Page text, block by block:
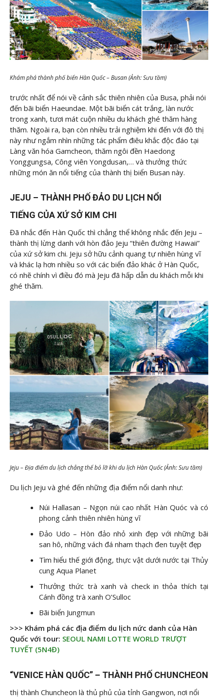
Khám phá thành phố biển Hàn Quốc – Busan (Ảnh: Sưu tầm)
trước nhất để nói về cảnh sắc thiên nhiên của Busa, phải nói
đến bãi biển Haeundae. Một bãi biển cát trắng, làn nước
trong xanh, tươi mát cuộn nhiều du khách ghé thăm hàng
thăm. Ngoài ra, bạn còn nhiều trải nghiệm khi đến với đô thị
này như ngắm nhìn những tác phẩm điêu khắc độc đáo tại
Làng văn hóa Gamcheon, thăm ngôi đền Haedong
Yonggungsa, Công viên Yongdusan,… và thưởng thức
những món ăn nổi tiếng của thành thị biển Busan này.
JEJU – THÀNH PHỐ ĐẢO DU LỊCH NỔI
TIẾNG CỦA XỨ SỞ KIM CHI
Đã nhắc đến Hàn Quốc thì chẳng thể không nhắc đến Jeju –
thành thị lừng danh với hòn đảo Jeju “thiên đường Hawaii”
của xứ sở kim chi. Jeju sở hữu cảnh quang tự nhiên hùng vĩ
và khác lạ hơn nhiều so với các biển đảo khác ở Hàn Quốc,
có nhẽ chính vì điều đó mà Jeju đã hấp dẫn du khách mỗi khi
ghé thăm.
Jeju – Địa điểm du lịch chẳng thể bỏ lỡ khi du lịch Hàn Quốc (Ảnh: Sưu tầm)
Du lịch Jeju và ghé đến những địa điểm nổi danh như:
Núi Hallasan – Ngọn núi cao nhất Hàn Quóc và có
phong cảnh thiên nhiên hùng vĩ
Đảo Udo – Hòn đảo nhỏ xinh đẹp với những bãi
san hô, những vách đá nham thạch đen tuyệt đẹp
Tìm hiểu thế giới động, thực vật dưới nước tại Thủy
cung Aqua Planet
Thưởng thức trà xanh và check in thỏa thích tại
Cánh đồng trà xanh O’Sulloc
Bãi biển Jungmun
>>> Khám phá các địa điểm du lịch nức danh của Hàn
Quốc với tour: SEOUL NAMI LOTTE WORLD TRƯỢT
TUYẾT (5N4Đ)
“VENICE HÀN QUỐC” – THÀNH PHỐ CHUNCHEON
thị thành Chuncheon là thủ phủ của tỉnh Gangwon, nơi nổi